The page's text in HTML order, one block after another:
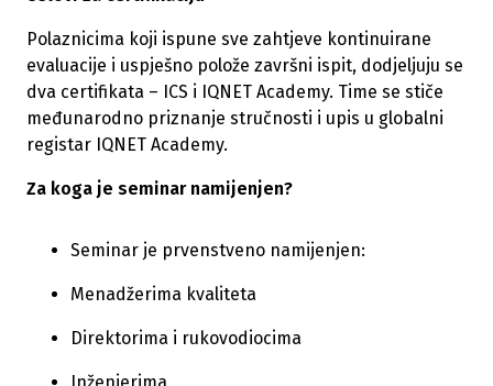
Polaznicima koji ispune sve zahtjeve kontinuirane
evaluacije i uspješno polože završni ispit, dodjeljuju se
dva certifikata – ICS i IQNET Academy. Time se stiče
međunarodno priznanje stručnosti i upis u globalni
registar IQNET Academy.
Za koga je seminar namijenjen?
Seminar je prvenstveno namijenjen:
Menadžerima kvaliteta
Direktorima i rukovodiocima